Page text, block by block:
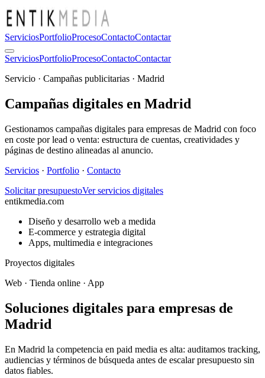
ServiciosPortfolioProcesoContactoContactar
ServiciosPortfolioProcesoContactoContactar
Servicio · Campañas publicitarias · Madrid
Campañas digitales en Madrid
Gestionamos campañas digitales para empresas de Madrid con foco
en coste por lead o venta: estructura de cuentas, creatividades y
páginas de destino alineadas al anuncio.
Servicios · Portfolio · Contacto
Solicitar presupuestoVer servicios digitales
entikmedia.com
Diseño y desarrollo web a medida
E-commerce y estrategia digital
Apps, multimedia e integraciones
Proyectos digitales
Web · Tienda online · App
Soluciones digitales para empresas de
Madrid
En Madrid la competencia en paid media es alta: auditamos tracking,
audiencias y términos de búsqueda antes de escalar presupuesto sin
datos fiables.